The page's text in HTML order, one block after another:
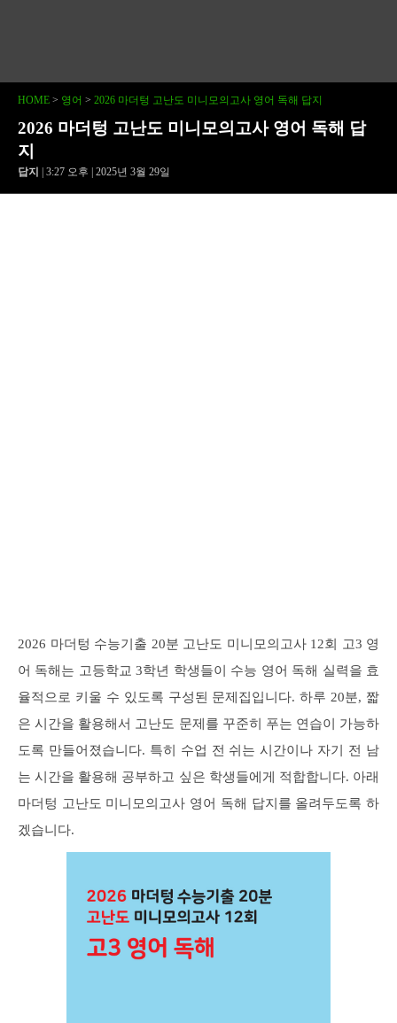
HOME > 영어 > 2026 마더텅 고난도 미니모의고사 영어 독해 답지
2026 마더텅 고난도 미니모의고사 영어 독해 답
지
답지 | 3:27 오후 | 2025년 3월 29일
2026 마더텅 수능기출 20분 고난도 미니모의고사 12회 고3 영
어 독해는 고등학교 3학년 학생들이 수능 영어 독해 실력을 효
율적으로 키울 수 있도록 구성된 문제집입니다. 하루 20분, 짧
은 시간을 활용해서 고난도 문제를 꾸준히 푸는 연습이 가능하
도록 만들어졌습니다. 특히 수업 전 쉬는 시간이나 자기 전 남
는 시간을 활용해 공부하고 싶은 학생들에게 적합합니다. 아래
마더텅 고난도 미니모의고사 영어 독해 답지를 올려두도록 하
겠습니다.